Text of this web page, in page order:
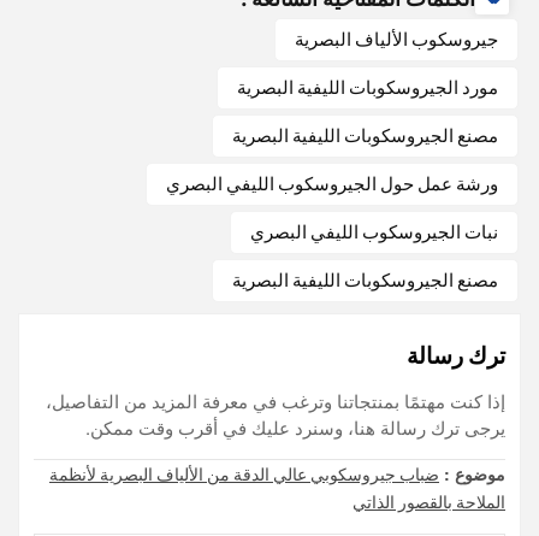
جيروسكوب الألياف البصرية
مورد الجيروسكوبات الليفية البصرية
مصنع الجيروسكوبات الليفية البصرية
ورشة عمل حول الجيروسكوب الليفي البصري
نبات الجيروسكوب الليفي البصري
مصنع الجيروسكوبات الليفية البصرية
ترك رسالة
إذا كنت مهتمًا بمنتجاتنا وترغب في معرفة المزيد من التفاصيل،
يرجى ترك رسالة هنا، وسنرد عليك في أقرب وقت ممكن.
موضوع : ضباب جيروسكوبي عالي الدقة من الألياف البصرية لأنظمة
الملاحة بالقصور الذاتي